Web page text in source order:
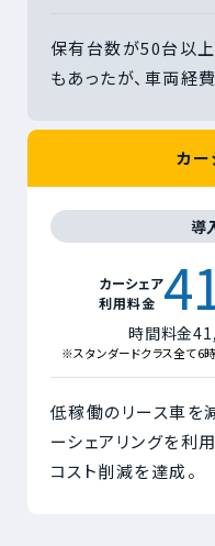
保有台数が50台以上
もあったが、車両経
カー
導
カーシェア
利用料金
時間料金
※スタンダードクラス全て6
低稼働のリース車を
ーシェアリングを利用
コスト削減を達成。